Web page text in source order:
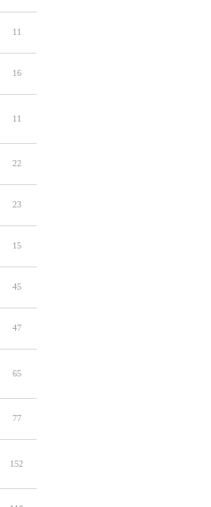
11
16
11
22
23
15
45
47
65
77
152